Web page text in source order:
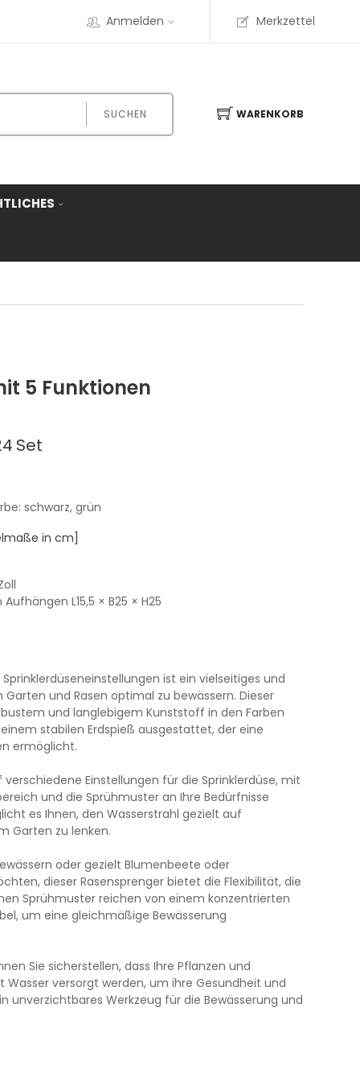
Anmelden Merkzettel
SUCHEN WARENKORB
5 Funktionen
Set
schwarz, grün
in cm]
Aufhängen L15,5 × B25 × H25
ist ein vielseitiges und
und Rasen optimal zu bewässern. Dieser
und langlebigem Kunststoff in den Farben
stabilen Erdspieß ausgestattet, der eine
ermöglicht.
Einstellungen für die Sprinklerdüse, mit
und die Sprühmuster an Ihre Bedürfnisse
es Ihnen, den Wasserstrahl gezielt auf
Garten zu lenken.
oder gezielt Blumenbeete oder
dieser Rasensprenger bietet die Flexibilität, die
Sprühmuster reichen von einem konzentrierten
um eine gleichmäßige Bewässerung
Sie sicherstellen, dass Ihre Pflanzen und
versorgt werden, um ihre Gesundheit und
unverzichtbares Werkzeug für die Bewässerung und